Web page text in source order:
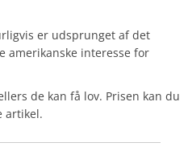
er udsprunget af det
amerikanske interesse for
de kan få lov. Prisen kan du
artikel.